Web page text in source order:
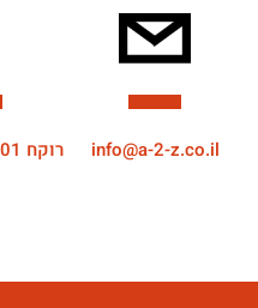
info@a-2-z.co.il רוקח 101, תל אביב-יפו